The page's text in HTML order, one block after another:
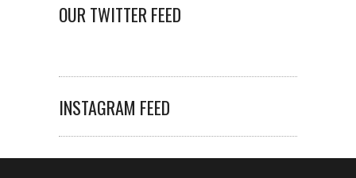
OUR TWITTER FEED
INSTAGRAM FEED